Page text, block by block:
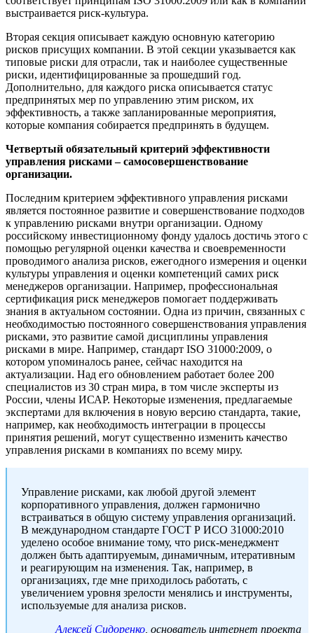
выстраивается риск-культура.
Вторая секция описывает каждую основную категорию
рисков присущих компании. В этой секции указывается как
типовые риски для отрасли, так и наиболее существенные
риски, идентифицированные за прошедший год.
Дополнительно, для каждого риска описывается статус
предпринятых мер по управлению этим риском, их
эффективность, а также запланированные мероприятия,
которые компания собирается предпринять в будущем.
Четвертый обязательный критерий эффективности
управления рисками – самосовершенствование
организации.
Последним критерием эффективного управления рисками
является постоянное развитие и совершенствование подходов
к управлению рисками внутри организации. Одному
российскому инвестиционному фонду удалось достичь этого с
помощью регулярной оценки качества и своевременности
проводимого анализа рисков, ежегодного измерения и оценки
культуры управления и оценки компетенций самих риск
менеджеров организации. Например, профессиональная
сертификация риск менеджеров помогает поддерживать
знания в актуальном состоянии. Одна из причин, связанных с
необходимостью постоянного совершенствования управления
рисками, это развитие самой дисциплины управления
рисками в мире. Например, стандарт ISO 31000:2009, о
котором упоминалось ранее, сейчас находится на
актуализации. Над его обновлением работает более 200
специалистов из 30 стран мира, в том числе эксперты из
России, члены ИСАР. Некоторые изменения, предлагаемые
экспертами для включения в новую версию стандарта, такие,
например, как необходимость интеграции в процессы
принятия решений, могут существенно изменить качество
управления рисками в компаниях по всему миру.
Управление рисками, как любой другой элемент
корпоративного управления, должен гармонично
встраиваться в общую систему управления организаций.
В международном стандарте ГОСТ Р ИСО 31000:2010
уделено особое внимание тому, что риск-менеджмент
должен быть адаптируемым, динамичным, итеративным
и реагирующим на изменения. Так, например, в
организациях, где мне приходилось работать, с
увеличением уровня зрелости менялись и инструменты,
используемые для анализа рисков.
Алексей Сидоренко , основатель интернет проекта